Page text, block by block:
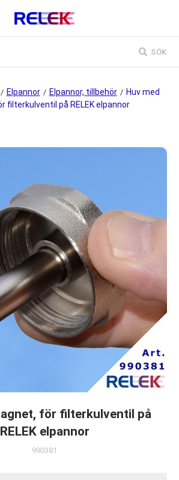
SÖK
/ Elpannor / Elpannor, tillbehör / Huv med
filterkulventil på RELEK elpannor
för filterkulventil på
RELEK elpannor
990381